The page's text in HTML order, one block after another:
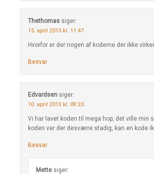
Thethomas siger:
15. april 2013 kl. 11:47
Hvorfor er der nogen af koderne der ikke
Besvar
Edvardsen siger:
10. april 2013 kl. 09:20
Vi har lavet koden til mega hop, det ville min
koden var der desværre stadig, kan en kode
Besvar
Mette siger: